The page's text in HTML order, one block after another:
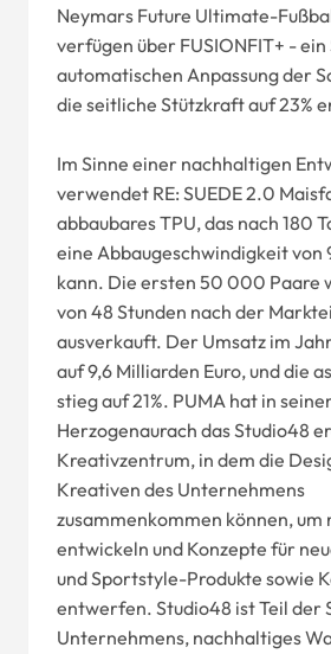
Neymars Future Ultimate-
verfügen über FUSIONFIT+ - ein
automatischen Anpassung der
die seitliche Stützkraft auf 23%
Im Sinne einer nachhaltigen
verwendet RE: SUEDE 2.0
abbaubares TPU, das nach 180
eine Abbaugeschwindigkeit von
kann. Die ersten 50 000 Paare
von 48 Stunden nach der
ausverkauft. Der Umsatz im
auf 9,6 Milliarden Euro, und die
stieg auf 21%. PUMA hat in
Herzogenaurach das Studio48
Kreativzentrum, in dem die
Kreativen des Unternehmens
zusammenkommen können, um
entwickeln und Konzepte für
und Sportstyle-Produkte sowie
entwerfen. Studio48 ist Teil der
Unternehmens, nachhaltiges